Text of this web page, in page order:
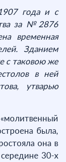
года и с
за №2876
временная
Зданием
с таковою же
в ней
утварью
была,
она в
30-х